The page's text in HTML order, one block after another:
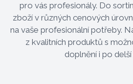
pro vás profesionály. Do
zboží v různých cenových
na vaše profesionální potřeby.
z kvalitních produktů s
doplnění i po